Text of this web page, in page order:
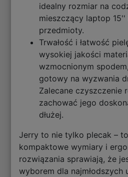
idealny rozmiar na
mieszczący laptop 15''
przedmioty.
Trwałość i łatwość
wysokiej jakości
wzmocnionym
gotowy na wyzwania
Zalecane czyszczenie
zachować jego
dłużej.
Jerry to nie tylko plecak –
kompaktowe wymiary i
rozwiązania sprawiają, że
wyborem dla najmłodszych